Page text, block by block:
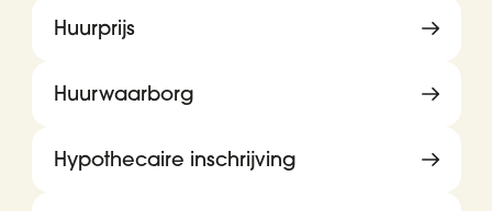
Huurprijs
Huurwaarborg
Hypothecaire inschrijving